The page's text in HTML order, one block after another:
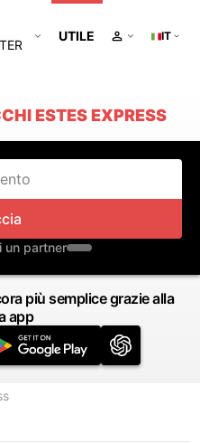
UTILE IT
ESTES EXPRESS
un partner
più semplice grazie alla
app